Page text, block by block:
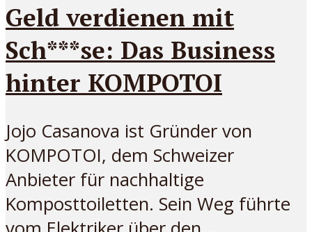
Geld verdienen mit
Sch***se: Das Business
hinter KOMPOTOI
Jojo Casanova ist Gründer von
KOMPOTOI, dem Schweizer
Anbieter für nachhaltige
Komposttoiletten. Sein Weg führte